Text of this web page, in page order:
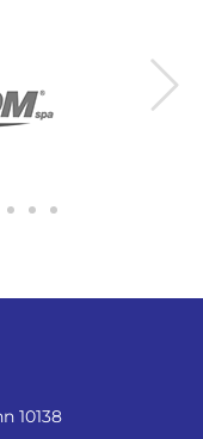
10138